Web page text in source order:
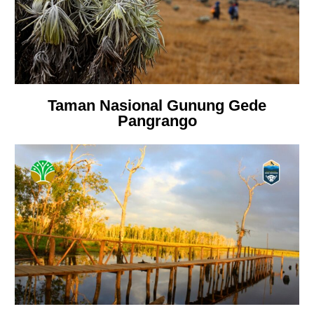
Taman Nasional Gunung Gede
Pangrango